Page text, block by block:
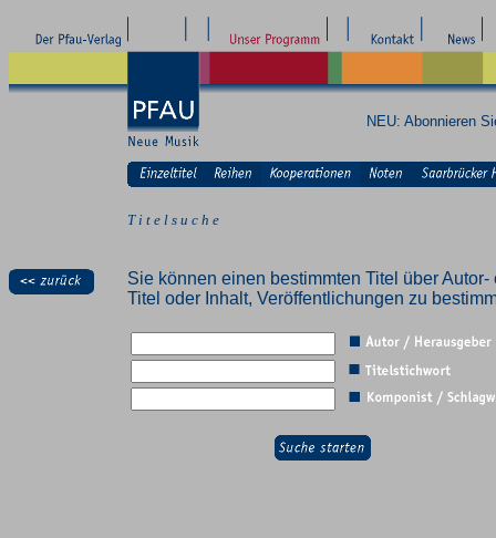
NEU: Abonnieren
T i t e l s u c h e
Sie können einen bestimmten Titel über
Titel oder Inhalt, Veröffentlichungen zu